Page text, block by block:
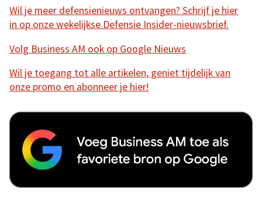
Wil je meer defensienieuws ontvangen? Schrijf je hier
in op onze wekelijkse Defensie Insider-nieuwsbrief.
Volg Business AM ook op Google Nieuws
Wil je toegang tot alle artikelen, geniet tijdelijk van
onze promo en abonneer je hier!